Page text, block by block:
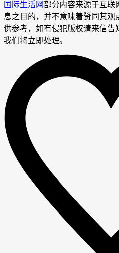
国际生活网部分内容来源于互联
息之目的，并不意味着赞同其观
供参考，如有侵犯版权请来信告
我们将立即处理。